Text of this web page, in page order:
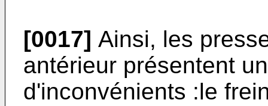
[0017] Ainsi, les
antérieur présentent
d'inconvénients :le